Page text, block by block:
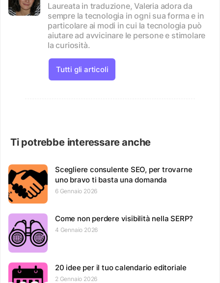
Laureata in traduzione, Valeria adora da
sempre la tecnologia in ogni sua forma e in
particolare ai modi in cui la tecnologia può
aiutare ad avvicinare le persone e stimolare
la curiosità.
Tutti gli articoli
Ti potrebbe interessare anche
Scegliere consulente SEO, per trovarne
uno bravo ti basta una domanda
6 Gennaio 2026
Come non perdere visibilità nella SERP?
4 Gennaio 2026
20 idee per il tuo calendario editoriale
2 Gennaio 2026